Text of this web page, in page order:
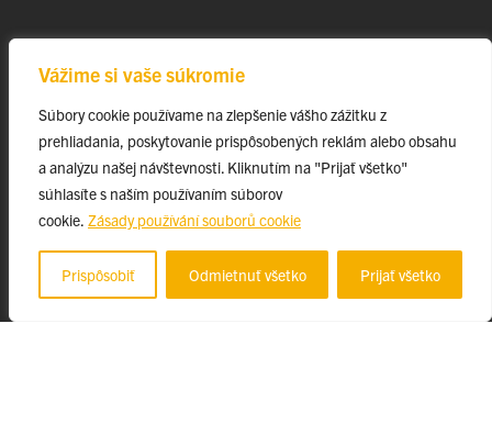
Vážime si vaše súkromie
Súbory cookie používame na zlepšenie vášho zážitku z
prehliadania, poskytovanie prispôsobených reklám alebo obsahu
a analýzu našej návštevnosti. Kliknutím na "Prijať všetko"
súhlasíte s naším používaním súborov
cookie. Zásady používání souborů cookie
Prispôsobiť Odmietnuť všetko Prijať všetko
Projekty
Špičkové tímy
TIP-UPJŠ
Vedecké parky
Evidencia publikačnej činnosti
Habilitačné a vymenúvacie konania